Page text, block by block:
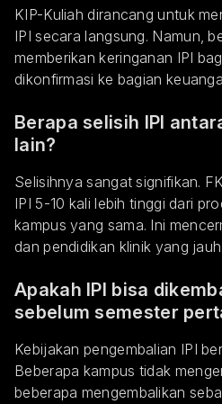
KIP-Kuliah dirancang untuk
IPI secara langsung. Namun,
memberikan keringanan IPI
dikonfirmasi ke bagian
Berapa selisih IPI
lain?
Selisihnya sangat signifikan.
IPI 5-10 kali lebih tinggi dari
kampus yang sama. Ini
dan pendidikan klinik yang
Apakah IPI bisa
sebelum semester
Kebijakan pengembalian IPI
Beberapa kampus tidak
beberapa mengembalikan